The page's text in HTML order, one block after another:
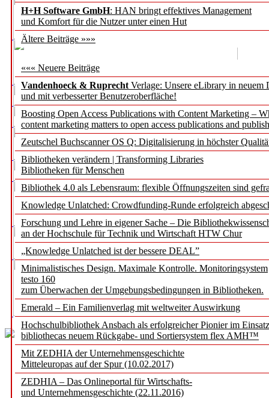
H+H Software GmbH: HAN bringt effektives Management
und Komfort für die Nutzer unter einen Hut
Ältere Beiträge »»»
««« Neuere Beiträge
Vandenhoeck & Ruprecht Verlage: Unsere eLibrary in neuem
und mit verbesserter Benutzeroberfläche!
Boosting Open Access Publications with Content Marketing –
content marketing matters to open access publications and
Zeutschel Buchscanner OS Q: Digitalisierung in höchster
Bibliotheken verändern | Transforming Libraries
Bibliotheken für Menschen
Bibliothek 4.0 als Lebensraum: flexible Öffnungszeiten sind
Knowledge Unlatched: Crowdfunding-Runde erfolgreich
Forschung und Lehre in eigener Sache – Die
an der Hochschule für Technik und Wirtschaft HTW Chur
„Knowledge Unlatched ist der bessere DEAL”
Minimalistisches Design. Maximale Kontrolle. Monitoringsystem
testo 160
zum Überwachen der Umgebungsbedingungen in Bibliotheken.
Emerald – Ein Familienverlag mit weltweiter Auswirkung
Hochschulbibliothek Ansbach als erfolgreicher Pionier im
bibliothecas neuem Rückgabe- und Sortiersystem flex AMH™
Mit ZEDHIA der Unternehmensgeschichte
Mitteleuropas auf der Spur (10.02.2017)
ZEDHIA – Das Onlineportal für Wirtschafts-
und Unternehmensgeschichte (22.11.2016)